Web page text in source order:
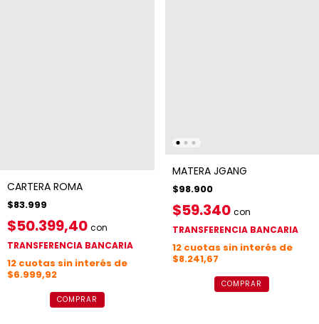
CARTERA ROMA
$83.999
$50.399,40 con
TRANSFERENCIA BANCARIA
12 cuotas sin interés de
$6.999,92
COMPRAR
MATERA JGANG
$98.900
$59.340 con
TRANSFERENCIA BANCARIA
12 cuotas sin interés de
$8.241,67
COMPRAR